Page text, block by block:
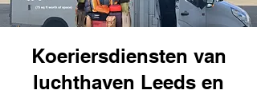
Koeriersdiensten van
luchthaven Leeds en